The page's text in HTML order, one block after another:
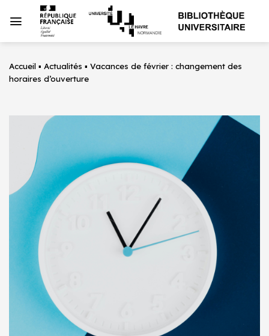
au
Accueil ▪ Actualités ▪ Vacances de février : changement des
horaires d’ouverture